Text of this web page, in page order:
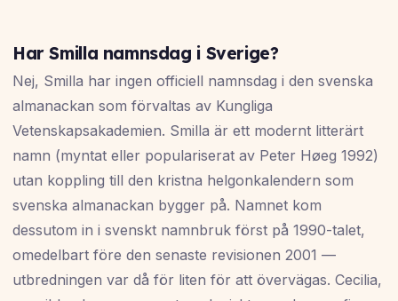
Har Smilla namnsdag i Sverige?
Nej, Smilla har ingen officiell namnsdag i den svenska
almanackan som förvaltas av Kungliga
Vetenskapsakademien. Smilla är ett modernt litterärt
namn (myntat eller populariserat av Peter Høeg 1992)
utan koppling till den kristna helgonkalendern som
svenska almanackan bygger på. Namnet kom
dessutom in i svenskt namnbruk först på 1990-talet,
omedelbart före den senaste revisionen 2001 —
utbredningen var då för liten för att övervägas. Cecilia,